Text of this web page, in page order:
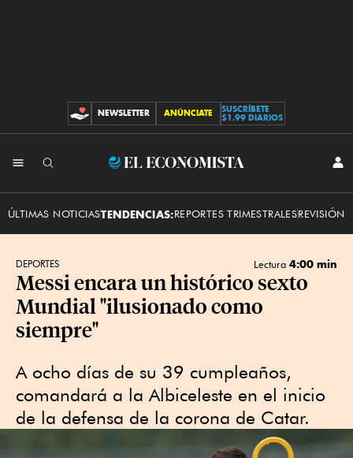
CONTRIBUCIONES
NEWSLETTER ANÚNCIATE
SUSCRÍBETE
$1.99 DIARIOS
El
ÚLTIMAS NOTICIASTENDENCIAS:REPORTES TRIMESTRALESREVISIÓN
DEPORTES Lectura 4:00 min
Messi encara un histórico sexto
Mundial "ilusionado como
siempre"
A ocho días de su 39 cumpleaños,
comandará a la Albiceleste en el inicio
de la defensa de la corona de Catar.